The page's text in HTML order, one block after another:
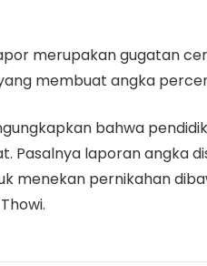
merupakan gugatan
membuat angka
bahwa
Pasalnya laporan angka
menekan pernikahan